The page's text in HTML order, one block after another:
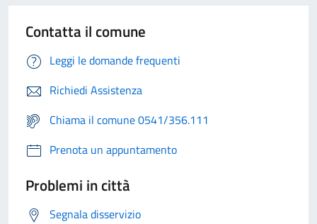
Contatta il comune
Leggi le domande frequenti
Richiedi Assistenza
Chiama il comune 0541/356.111
Prenota un appuntamento
Problemi in città
Segnala disservizio